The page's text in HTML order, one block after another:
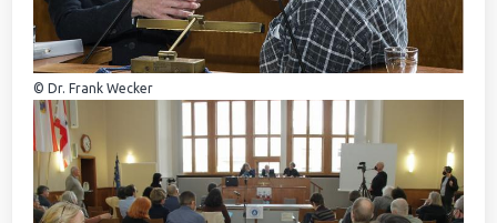
© Dr. Frank Wecker